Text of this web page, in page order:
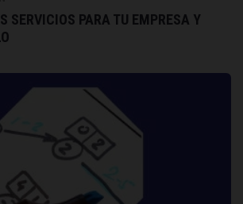
SERVICIOS PARA TU EMPRESA Y